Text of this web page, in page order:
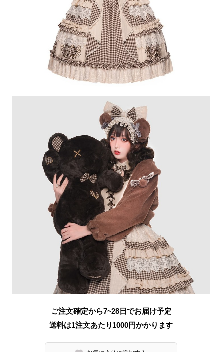
ご注文確定から7~28日でお届け予定
送料は1注文あたり 1000円かかります